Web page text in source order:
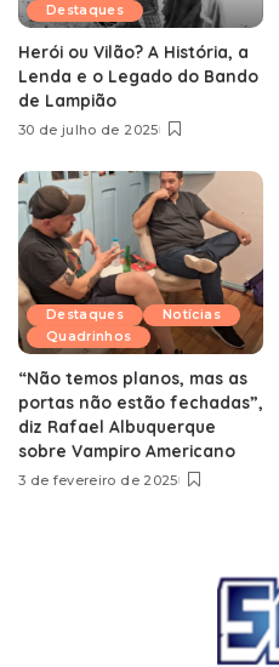
Destaques
Herói ou Vilão? A História, a
Lenda e o Legado do Bando
de Lampião
30 de julho de 2025
Destaques
Notícias
Quadrinhos
“Não temos planos, mas as
portas não estão fechadas”,
diz Rafael Albuquerque
sobre Vampiro Americano
3 de fevereiro de 2025